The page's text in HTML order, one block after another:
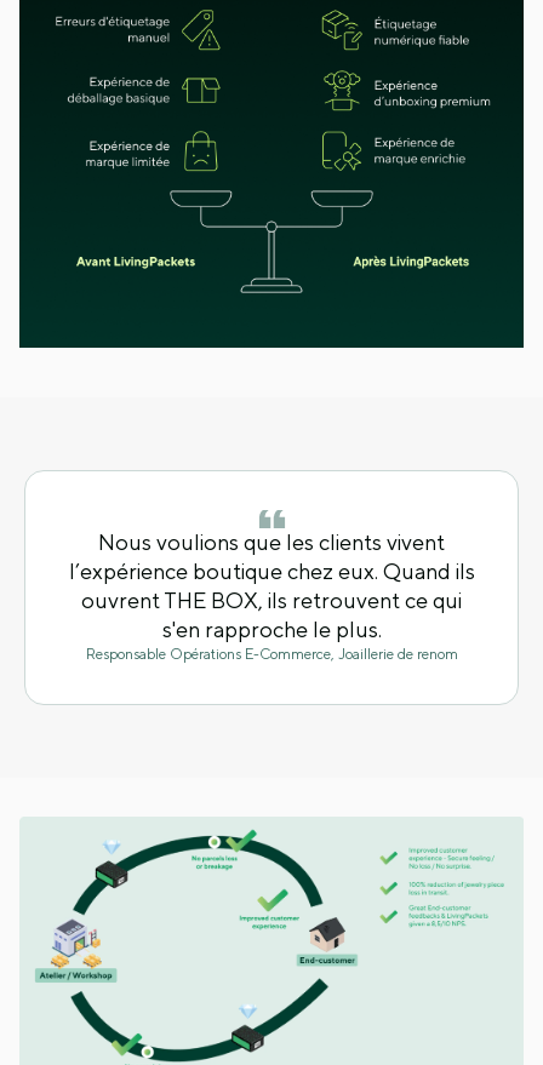
Nous voulions que les clients vivent
l’expérience boutique chez eux. Quand ils
ouvrent THE BOX, ils retrouvent ce qui
s'en rapproche le plus.
Responsable Opérations E-Commerce, Joaillerie de renom